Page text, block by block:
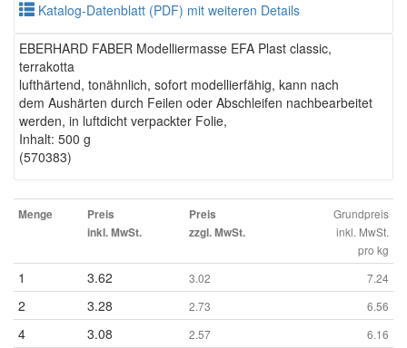
Katalog-Datenblatt (PDF) mit weiteren Details
EBERHARD FABER Modelliermasse EFA Plast classic,
terrakotta
lufthärtend, tonähnlich, sofort modellierfähig, kann nach
dem Aushärten durch Feilen oder Abschleifen nachbearbeitet
werden, in luftdicht verpackter Folie,
Inhalt: 500 g
(570383)
Menge
Preis
inkl. MwSt.
Preis
zzgl. MwSt.
Grundpreis
inkl. MwSt.
pro kg
1 3.62 3.02 7.24
2 3.28 2.73 6.56
4 3.08 2.57 6.16